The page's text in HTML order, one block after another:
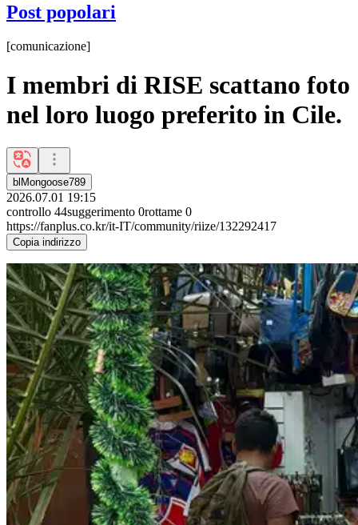
Post popolari
[comunicazione]
I membri di RISE scattano foto
nel loro luogo preferito in Cile.
blMongoose789
2026.07.01 19:15
controllo 44suggerimento 0rottame 0
https://fanplus.co.kr/it-IT/community/riize/132292417
Copia indirizzo